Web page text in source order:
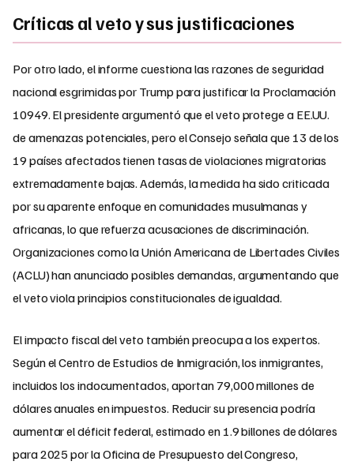
Críticas al veto y sus justificaciones
Por otro lado, el informe cuestiona las razones de seguridad
nacional esgrimidas por Trump para justificar la Proclamación
10949. El presidente argumentó que el veto protege a EE.UU.
de amenazas potenciales, pero el Consejo señala que 13 de los
19 países afectados tienen tasas de violaciones migratorias
extremadamente bajas. Además, la medida ha sido criticada
por su aparente enfoque en comunidades musulmanas y
africanas, lo que refuerza acusaciones de discriminación.
Organizaciones como la Unión Americana de Libertades Civiles
(ACLU) han anunciado posibles demandas, argumentando que
el veto viola principios constitucionales de igualdad.
El impacto fiscal del veto también preocupa a los expertos.
Según el Centro de Estudios de Inmigración, los inmigrantes,
incluidos los indocumentados, aportan 79,000 millones de
dólares anuales en impuestos. Reducir su presencia podría
aumentar el déficit federal, estimado en 1.9 billones de dólares
para 2025 por la Oficina de Presupuesto del Congreso,